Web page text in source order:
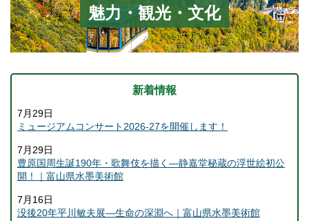
魅力・観光・文化
新着情報
7月29日
ミュージアムコンサート2026-27を開催します！
7月29日
豊原国周生誕190年・歌舞伎を描く―静嘉堂秘蔵の浮世絵初公
開！｜富山県水墨美術館
7月16日
没後20年平川敏夫展―生命の深淵へ｜富山県水墨美術館